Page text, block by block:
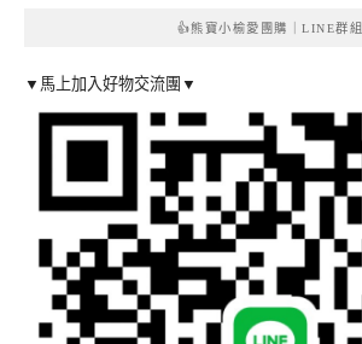
👍熊寶小榆愛團購｜LINE群組
▼馬上加入好物交流團▼